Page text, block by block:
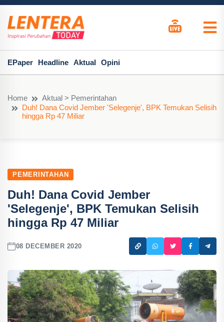
EPaper Headline Aktual Opini
Home
Aktual > Pemerintahan
Duh! Dana Covid Jember 'Selegenje', BPK Temukan Selisih
hingga Rp 47 Miliar
PEMERINTAHAN
Duh! Dana Covid Jember
'Selegenje', BPK Temukan Selisih
hingga Rp 47 Miliar
08 DECEMBER 2020